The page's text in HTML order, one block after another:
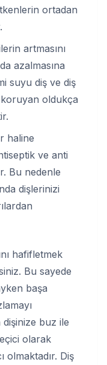
ortadan
artmasını
azalmasına
suyu diş ve diş
oldukça
haline
ve anti
Bu nedenle
dişlerinizi
hafifletmek
Bu sayede
başa
dişinize buz ile
olarak
olmaktadır. Diş